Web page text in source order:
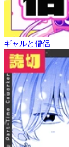
ギャルと僧侶